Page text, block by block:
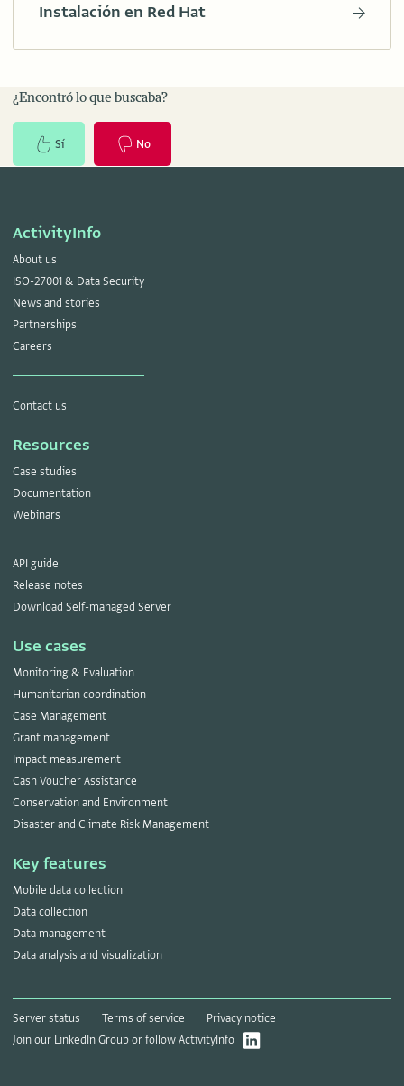
Instalación en Red Hat
¿Encontró lo que buscaba?
Sí No
ActivityInfo
About us
ISO-27001 & Data Security
News and stories
Partnerships
Careers
Contact us
Resources
Case studies
Documentation
Webinars
API guide
Release notes
Download Self-managed Server
Use cases
Monitoring & Evaluation
Humanitarian coordination
Case Management
Grant management
Impact measurement
Cash Voucher Assistance
Conservation and Environment
Disaster and Climate Risk Management
Key features
Mobile data collection
Data collection
Data management
Data analysis and visualization
Server status Terms of service
Privacy notice
Join our LinkedIn Groupor follow ActivityInfo